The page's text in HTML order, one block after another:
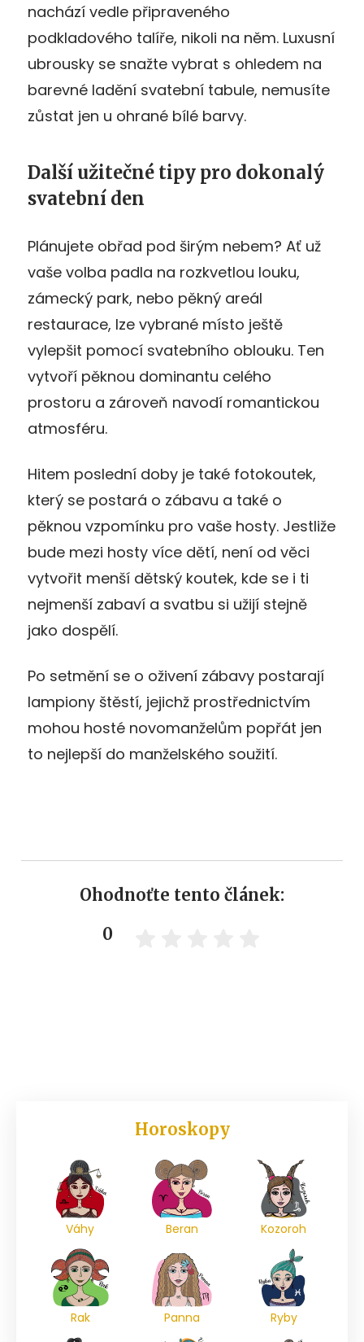
nachází vedle připraveného
podkladového talíře, nikoli na něm. Luxusní
ubrousky se snažte vybrat s ohledem na
barevné ladění svatební tabule, nemusíte
zůstat jen u ohrané bílé barvy.
Další užitečné tipy pro dokonalý
svatební den
Plánujete obřad pod širým nebem? Ať už
vaše volba padla na rozkvetlou louku,
zámecký park, nebo pěkný areál
restaurace, lze vybrané místo ještě
vylepšit pomocí svatebního oblouku. Ten
vytvoří pěknou dominantu celého
prostoru a zároveň navodí romantickou
atmosféru.
Hitem poslední doby je také fotokoutek,
který se postará o zábavu a také o
pěknou vzpomínku pro vaše hosty. Jestliže
bude mezi hosty více dětí, není od věci
vytvořit menší dětský koutek, kde se i ti
nejmenší zabaví a svatbu si užijí stejně
jako dospělí.
Po setmění se o oživení zábavy postarají
lampiony štěstí, jejichž prostřednictvím
mohou hosté novomanželům popřát jen
to nejlepší do manželského soužití.
Ohodnoťte tento článek:
0
Horoskopy
Váhy Beran Kozoroh
Rak Panna Ryby